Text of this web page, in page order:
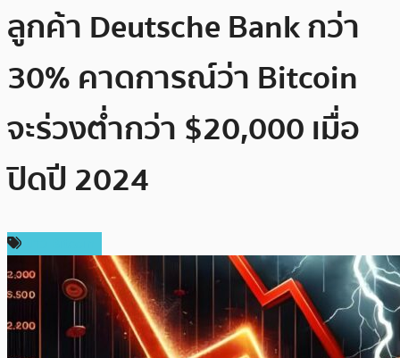
ลูกค้า Deutsche Bank กว่า
30% คาดการณ์ว่า Bitcoin
จะร่วงต่ำกว่า $20,000 เมื่อ
ปิดปี 2024